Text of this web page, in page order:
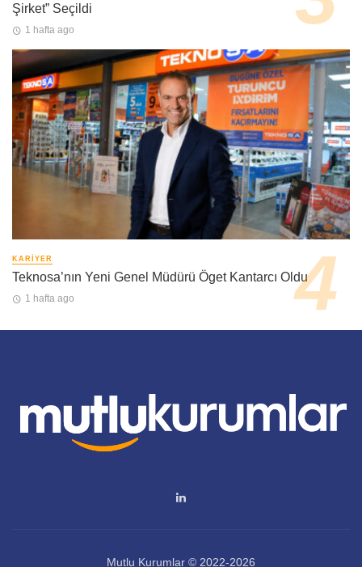
Şirket” Seçildi
1 hafta ago
KARIYER
Teknosa’nın Yeni Genel Müdürü Öget Kantarcı Oldu
1 hafta ago
Mutlu Kurumlar © 2022-2026